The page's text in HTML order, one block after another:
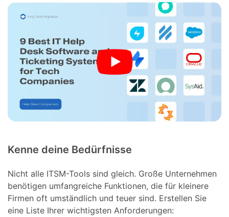
Kenne deine Bedürfnisse
Nicht alle ITSM-Tools sind gleich. Große Unternehmen
benötigen umfangreiche Funktionen, die für kleinere
Firmen oft umständlich und teuer sind. Erstellen Sie
eine Liste Ihrer wichtigsten Anforderungen: